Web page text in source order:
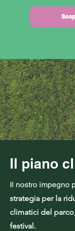
Il piano
Il nostro impegno
strategia per la
climatici del
festival.